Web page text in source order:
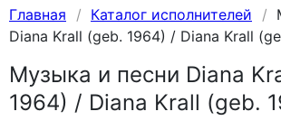
Главная Каталог исполнителей
Diana Krall (geb. 1964) / Diana Krall
Музыка и песни Diana
1964) / Diana Krall (geb.